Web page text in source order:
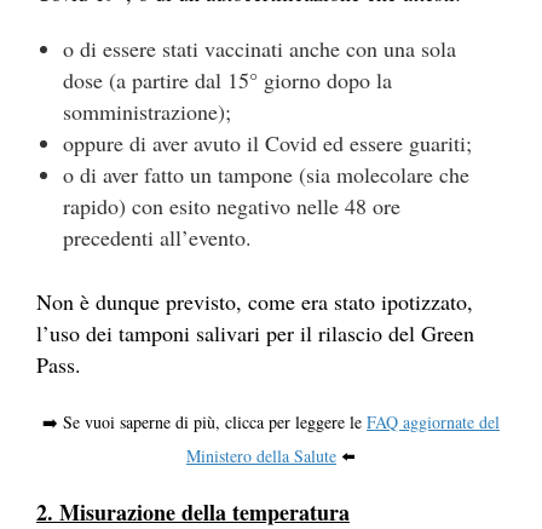
o di essere stati vaccinati anche con una sola
dose (a partire dal 15° giorno dopo la
somministrazione);
oppure di aver avuto il Covid ed essere guariti;
o di aver fatto un tampone (sia molecolare che
rapido) con esito negativo nelle 48 ore
precedenti all’evento.
Non è dunque previsto, come era stato ipotizzato,
l’uso dei tamponi salivari per il rilascio del Green
Pass.
➡️ Se vuoi saperne di più, clicca per leggere le FAQ aggiornate del
Ministero della Salute ⬅️
2. Misurazione della temperatura